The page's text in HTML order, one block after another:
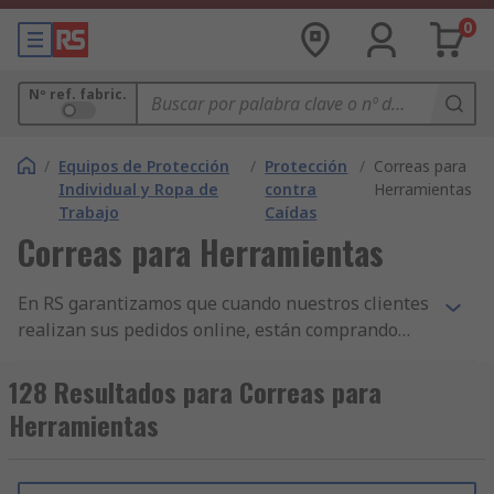
0
Nº ref. fabric.
/ Equipos de Protección
Individual y Ropa de
Trabajo
/ Protección
contra
Caídas
/ Correas para
Herramientas
Correas para Herramientas
En RS garantizamos que cuando nuestros clientes
realizan sus pedidos online, están comprando
con las normas de seguridad pertinentes. Hemos
construido nuestra reputación sobre nuestro
servicio al cliente. Todas nuestras gamas de
Herramientas y otros productos de Juegos de
128 Resultados para Correas para
Herramientas